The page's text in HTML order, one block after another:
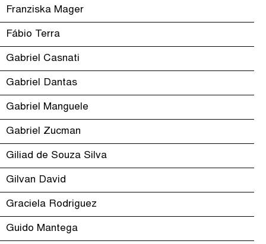
Franziska Mager
Fábio Terra
Gabriel Casnati
Gabriel Dantas
Gabriel Manguele
Gabriel Zucman
Giliad de Souza Silva
Gilvan David
Graciela Rodriguez
Guido Mantega